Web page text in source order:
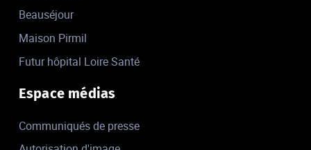
Beauséjour
Maison Pirmil
Futur hôpital Loire Santé
Espace médias
Communiqués de presse